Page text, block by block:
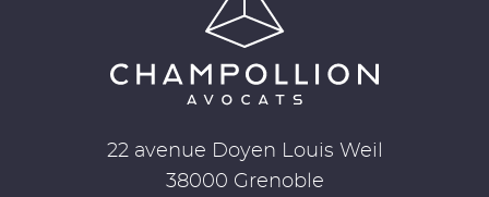
22 avenue Doyen Louis Weil
38000 Grenoble